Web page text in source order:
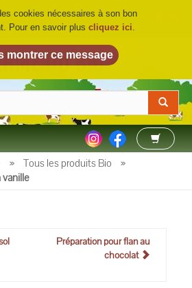
DU BIO©
» Tous les produits Bio
»
vanille
Préparation pour flan au
chocolat
cookies nécessaires à son bon
Pour en savoir plus cliquez ici.